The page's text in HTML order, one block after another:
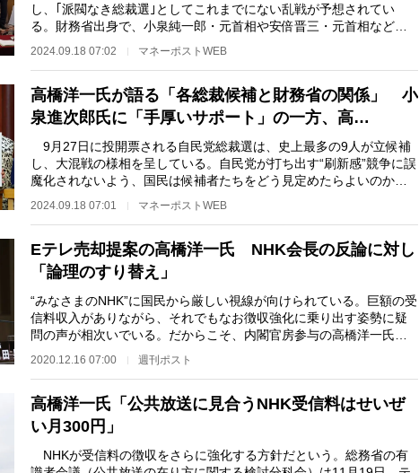
し、｢派閥なき総裁選｣としてこれまでにない乱戦が予想されてい
る。財務省出身で、小泉純一郎・元首相や安倍晋三・元首相など国
を率いるリーダーたちを…
2024.09.18 07:02 マネーポストWEB
高橋洋一氏が語る「各総裁候補と財務省の関係」 小
泉進次郎氏に「手厚いサポート」の一方、高…
9月27日に投開票される自民党総裁選は、史上最多の9人が立候補
し、大混戦の様相を呈している。自民党が打ち出す“刷新感”競争に誤
魔化されないよう、国民は候補者たちをどう見定めたらよいのか。
2024.09.18 07:01 マネーポストWEB
Eテレ売却提案の高橋洋一氏 NHK会長の反論に対し
「論理のすり替え」
“みなさまのNHK”に国民から厳しい視線が向けられている。巨額の受
信料収入がありながら、それでもなお徴収強化に乗り出す姿勢に疑
問の声が相次いでいる。だからこそ、内閣官房参与の高橋洋一氏が
本誌・週刊ポストで…
2020.12.16 07:00 週刊ポスト
高橋洋一氏「公共放送に見合うNHK受信料はせいぜ
い月300円」
NHKが受信料の徴収をさらに強化する方針だという。総務省の有